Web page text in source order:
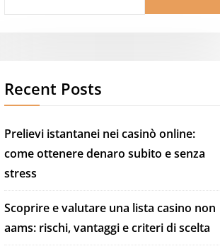
Recent Posts
Prelievi istantanei nei casinò online:
come ottenere denaro subito e senza
stress
Scoprire e valutare una lista casino non
aams: rischi, vantaggi e criteri di scelta